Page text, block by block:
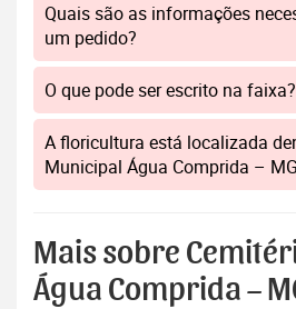
Quais são as informações
um pedido?
O que pode ser escrito na faixa?
A floricultura está localizada
Municipal Água Comprida –
Mais sobre
Água Comprida –